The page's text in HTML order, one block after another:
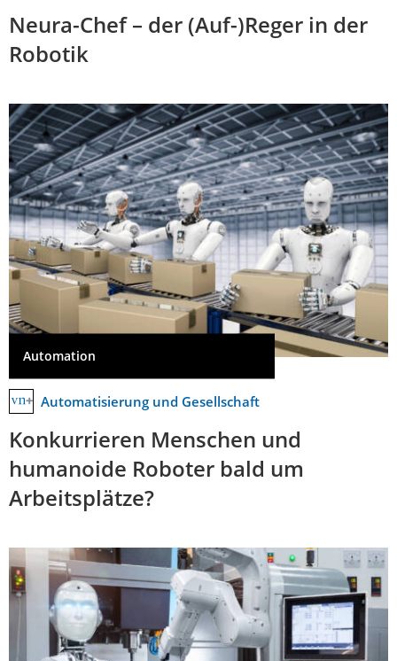
Neura-Chef – der (Auf-)Reger in der
Robotik
Automation
Automatisierung und Gesellschaft
Konkurrieren Menschen und
humanoide Roboter bald um
Arbeitsplätze?